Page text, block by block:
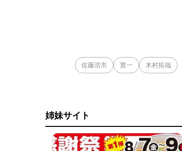
佐藤浩市 寛一 木村拓哉
姉妹サイト